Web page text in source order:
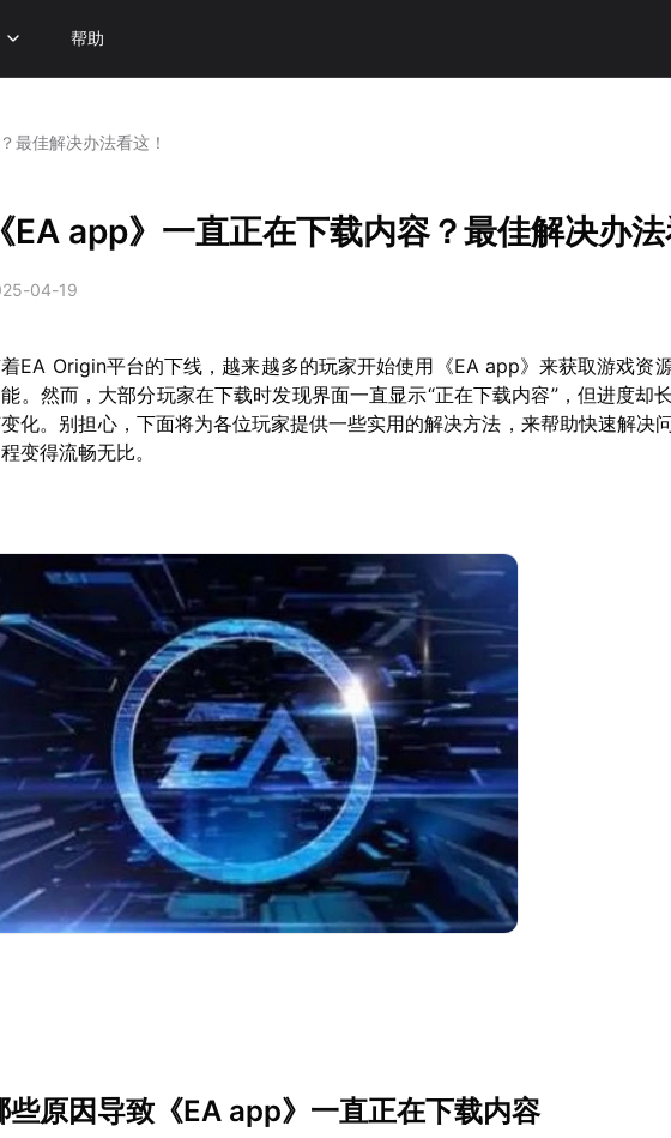
帮助
最佳解决办法看这！
《EA app》一直正在下载内容？最佳解决办
04-19
EA Origin平台的下线，越来越多的玩家开始使用《EA app》来获取游戏资
。然而，大部分玩家在下载时发现界面一直显示“正在下载内容”，但进度却
化。别担心，下面将为各位玩家提供一些实用的解决方法，来帮助快速解决
变得流畅无比。
些原因导致《EA app》一直正在下载内容